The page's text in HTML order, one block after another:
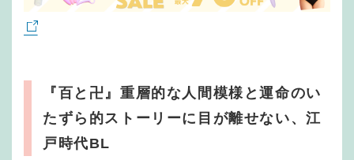
『百と卍』重層的な人間模様と運命のい
たずら的ストーリーに目が離せない、江
戸時代BL